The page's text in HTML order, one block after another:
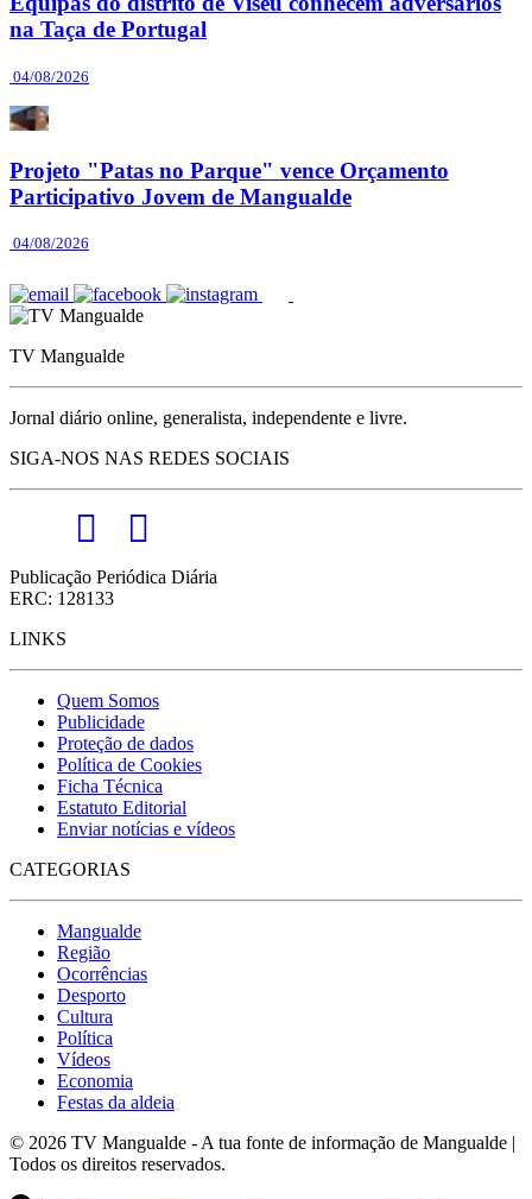
na Taça de Portugal
04/08/2026
Projeto "Patas no Parque" vence Orçamento
Participativo Jovem de Mangualde
04/08/2026
TV Mangualde
Jornal diário online, generalista, independente e livre.
SIGA-NOS NAS REDES SOCIAIS
Publicação Periódica Diária
ERC: 128133
LINKS
Quem Somos
Publicidade
Proteção de dados
Política de Cookies
Ficha Técnica
Estatuto Editorial
Enviar notícias e vídeos
CATEGORIAS
Mangualde
Região
Ocorrências
Desporto
Cultura
Política
Vídeos
Economia
Festas da aldeia
© 2026 TV Mangualde - A tua fonte de informação de Mangualde |
Todos os direitos reservados.